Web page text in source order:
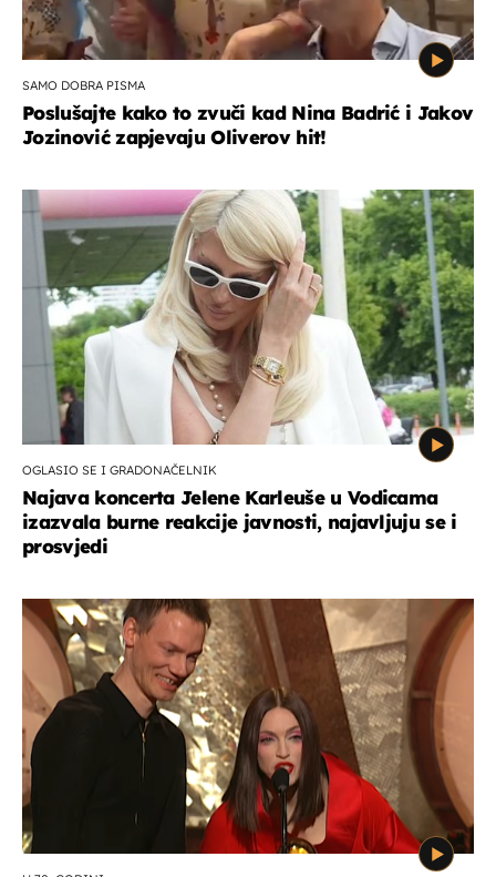
SAMO DOBRA PISMA
Poslušajte kako to zvuči kad Nina Badrić i Jakov
Jozinović zapjevaju Oliverov hit!
OGLASIO SE I GRADONAČELNIK
Najava koncerta Jelene Karleuše u Vodicama
izazvala burne reakcije javnosti, najavljuju se i
prosvjedi